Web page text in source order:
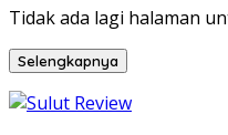
Tidak ada lagi halaman
Selengkapnya